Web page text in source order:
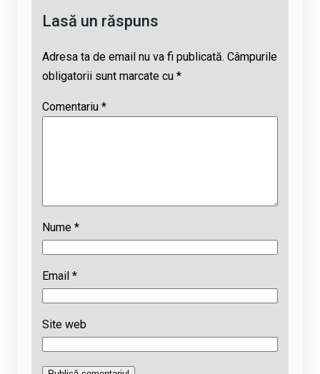
Lasă un răspuns
Adresa ta de email nu va fi publicată. Câmpurile
obligatorii sunt marcate cu *
Comentariu *
Nume *
Email *
Site web